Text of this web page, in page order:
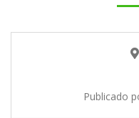
Publicado